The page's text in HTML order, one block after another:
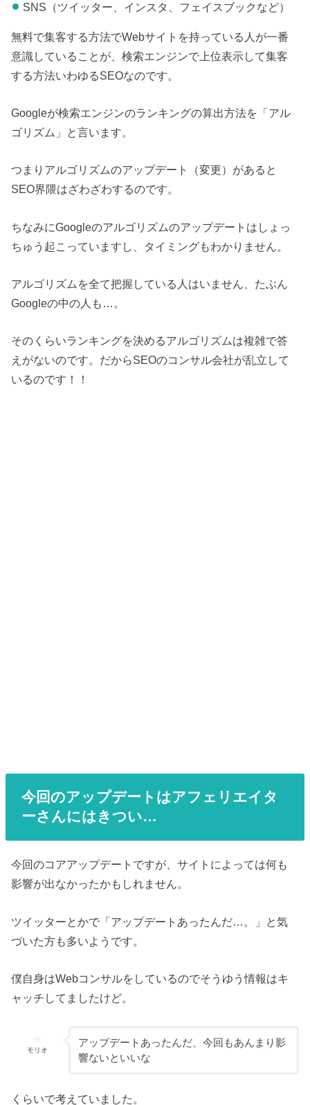
SNS（ツイッター、インスタ、フェイスブックなど）
無料で集客する方法でWebサイトを持っている人が一番
意識していることが、検索エンジンで上位表示して集客
する方法いわゆるSEOなのです。
Googleが検索エンジンのランキングの算出方法を「アル
ゴリズム」と言います。
つまりアルゴリズムのアップデート（変更）があると
SEO界隈はざわざわするのです。
ちなみにGoogleのアルゴリズムのアップデートはしょっ
ちゅう起こっていますし、タイミングもわかりません。
アルゴリズムを全て把握している人はいません、たぶん
Googleの中の人も…。
そのくらいランキングを決めるアルゴリズムは複雑で答
えがないのです。だからSEOのコンサル会社が乱立して
いるのです！！
今回のアップデートはアフェリエイタ
ーさんにはきつい…
今回のコアアップデートですが、サイトによっては何も
影響が出なかったかもしれません。
ツイッターとかで「アップデートあったんだ…。」と気
づいた方も多いようです。
僕自身はWebコンサルをしているのでそうゆう情報はキ
ャッチしてましたけど。
モリオ
アップデートあったんだ、今回もあんまり影
響ないといいな
くらいで考えていました。